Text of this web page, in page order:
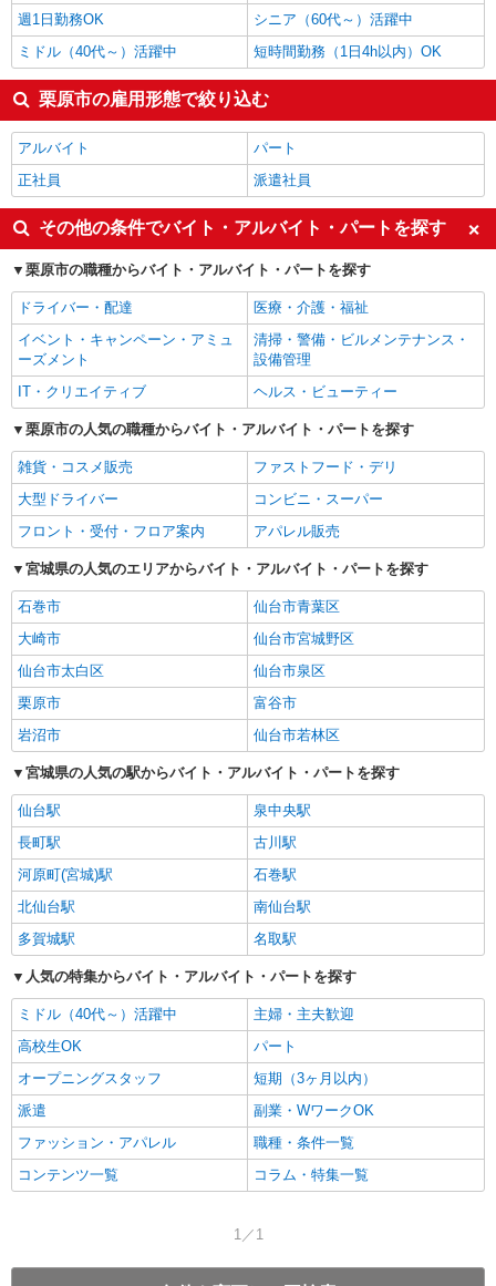
週1日勤務OK
シニア（60代～）活躍中
ミドル（40代～）活躍中
短時間勤務（1日4h以内）OK
栗原市の雇用形態で絞り込む
アルバイト
パート
正社員
派遣社員
その他の条件でバイト・アルバイト・パートを探す
栗原市の職種からバイト・アルバイト・パートを探す
ドライバー・配達
医療・介護・福祉
イベント・キャンペーン・アミュ
ーズメント
清掃・警備・ビルメンテナンス・
設備管理
IT・クリエイティブ
ヘルス・ビューティー
栗原市の人気の職種からバイト・アルバイト・パートを探す
雑貨・コスメ販売
ファストフード・デリ
大型ドライバー
コンビニ・スーパー
フロント・受付・フロア案内
アパレル販売
宮城県の人気のエリアからバイト・アルバイト・パートを探す
石巻市
仙台市青葉区
大崎市
仙台市宮城野区
仙台市太白区
仙台市泉区
栗原市
富谷市
岩沼市
仙台市若林区
宮城県の人気の駅からバイト・アルバイト・パートを探す
仙台駅
泉中央駅
長町駅
古川駅
河原町(宮城)駅
石巻駅
北仙台駅
南仙台駅
多賀城駅
名取駅
人気の特集からバイト・アルバイト・パートを探す
ミドル（40代～）活躍中
主婦・主夫歓迎
高校生OK
パート
オープニングスタッフ
短期（3ヶ月以内）
派遣
副業・WワークOK
ファッション・アパレル
職種・条件一覧
コンテンツ一覧
コラム・特集一覧
1／1